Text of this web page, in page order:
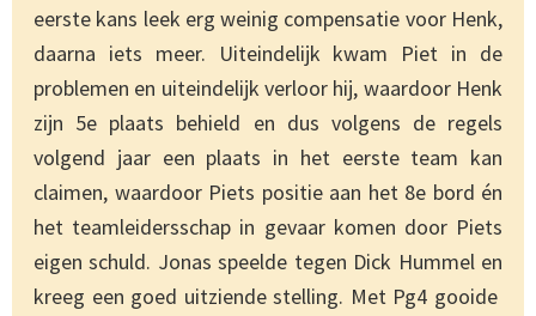
eerste kans leek erg weinig compensatie voor Henk,
daarna iets meer. Uiteindelijk kwam Piet in de
problemen en uiteindelijk verloor hij, waardoor Henk
zijn 5e plaats behield en dus volgens de regels
volgend jaar een plaats in het eerste team kan
claimen, waardoor Piets positie aan het 8e bord én
het teamleidersschap in gevaar komen door Piets
eigen schuld. Jonas speelde tegen Dick Hummel en
kreeg een goed uitziende stelling. Met Pg4 gooide